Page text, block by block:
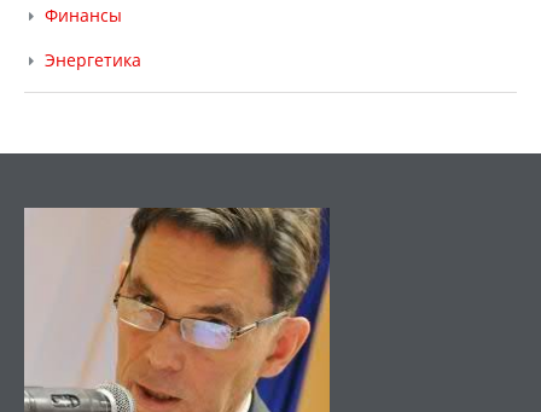
Финансы
Энергетика